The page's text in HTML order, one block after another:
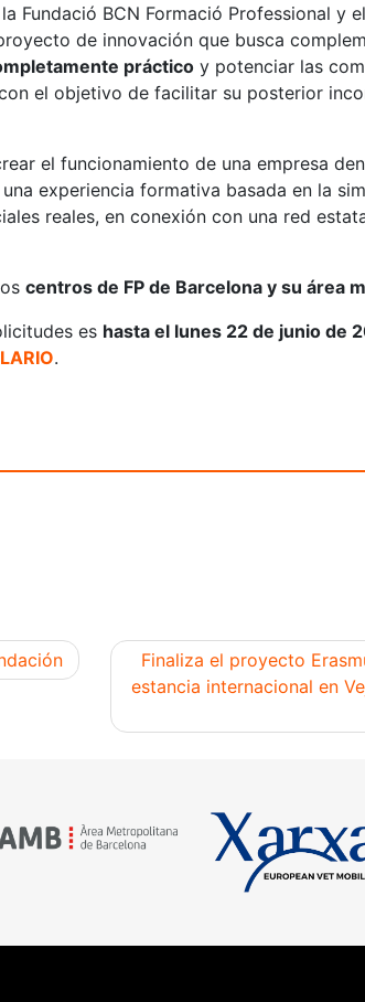
Fundació BCN Formació Professional y
de innovación que busca
práctico y potenciar las
el objetivo de facilitar su posterior
el funcionamiento de una empresa
experiencia formativa basada en la
reales, en conexión con una red
centros de FP de Barcelona y su área
es hasta el lunes 22 de junio de
.
Finaliza el proyecto
estancia internacional en